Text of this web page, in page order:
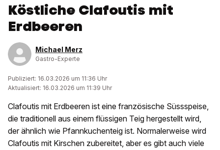
Köstliche Clafoutis mit
Erdbeeren
Michael Merz
Gastro-Experte
Publiziert: 16.03.2026 um 11:36 Uhr
Aktualisiert: 16.03.2026 um 11:39 Uhr
Clafoutis mit Erdbeeren ist eine französische Süssspeise,
die traditionell aus einem flüssigen Teig hergestellt wird,
der ähnlich wie Pfannkuchenteig ist. Normalerweise wird
Clafoutis mit Kirschen zubereitet, aber es gibt auch viele